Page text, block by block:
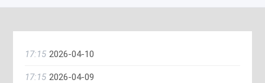
17:15 2026-04-10
17:15 2026-04-09